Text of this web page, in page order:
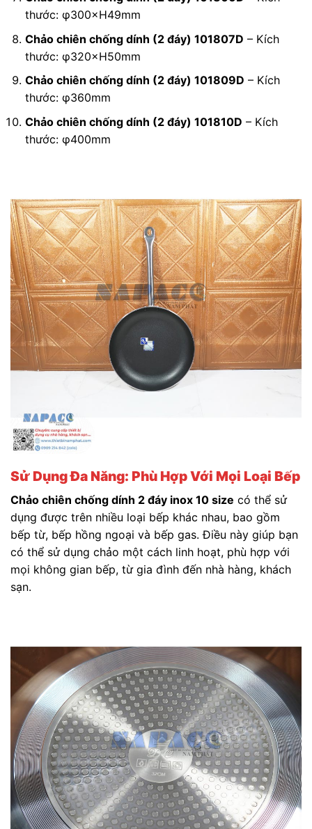
thước: φ300×H49mm
Chảo chiên chống dính (2 đáy) 101807D – Kích
thước: φ320×H50mm
Chảo chiên chống dính (2 đáy) 101809D – Kích
thước: φ360mm
Chảo chiên chống dính (2 đáy) 101810D – Kích
thước: φ400mm
Sử Dụng Đa Năng: Phù Hợp Với Mọi Loại Bếp
Chảo chiên chống dính 2 đáy inox 10 size có thể sử
dụng được trên nhiều loại bếp khác nhau, bao gồm
bếp từ, bếp hồng ngoại và bếp gas. Điều này giúp bạn
có thể sử dụng chảo một cách linh hoạt, phù hợp với
mọi không gian bếp, từ gia đình đến nhà hàng, khách
sạn.